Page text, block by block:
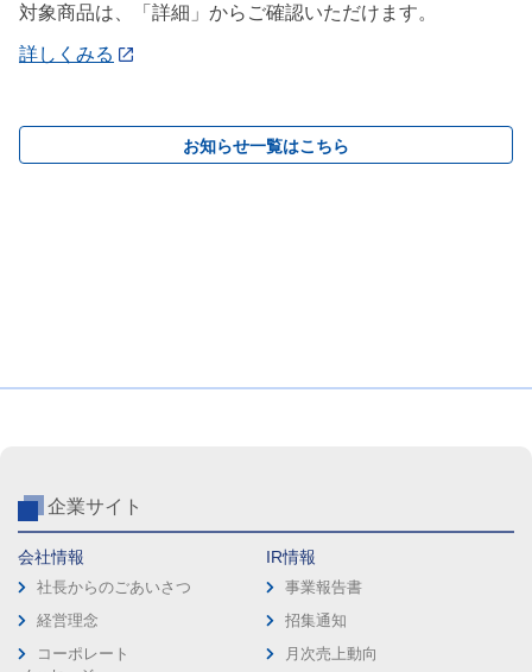
対象商品は、「詳細」からご確認いただけます。
詳しくみる
お知らせ一覧はこちら
企業サイト
会社情報
社長からのごあいさつ
経営理念
コーポレート
IR情報
事業報告書
招集通知
月次売上動向